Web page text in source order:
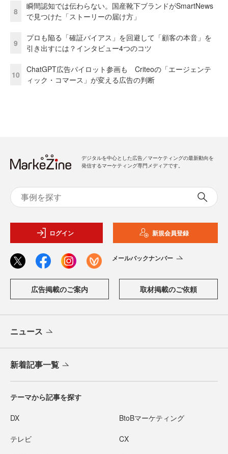
8
瞬間認知では伝わらない。国産靴下ブランドがSmartNews
で見つけた「ストーリーの届け方」
9
プロも陥る「確証バイアス」を回避して「顧客の本音」を
引き出すには？インタビュー4つのコツ
10
ChatGPT広告パイロット参画も Criteoの「エージェンテ
ィック・コマース」が変える広告の判断
デジタルを中心とした広告／マーケティングの最新動向を
発信するマーケティング専門メディアです。
ログイン 新規会員登録
メールバックナンバー
広告掲載のご案内 取材掲載のご依頼
ニュース
新着記事一覧
テーマから記事を探す
DX BtoBマーケティング
テレビ CX